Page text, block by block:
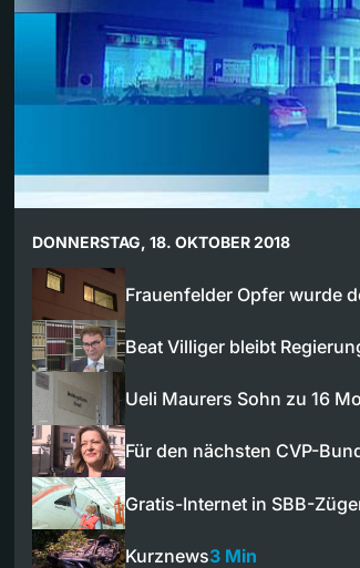
DONNERSTAG, 18. OKTOBER 2018
Frauenfelder Opfer wurde
Beat Villiger bleibt
Ueli Maurers Sohn zu 16
Für den nächsten CVP-
Gratis-Internet in SBB-
Kurznews3 Min